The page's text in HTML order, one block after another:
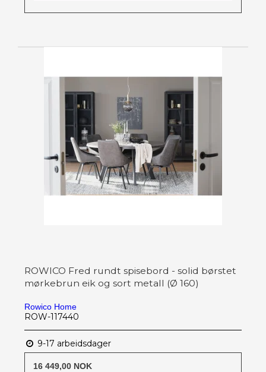
ROWICO Fred rundt spisebord - solid børstet
mørkebrun eik og sort metall (Ø 160)
Rowico Home
ROW-117440
9-17 arbeidsdager
16 449,00 NOK